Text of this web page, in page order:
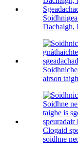
Dachaigh,
airson
Clogaid
soidhne